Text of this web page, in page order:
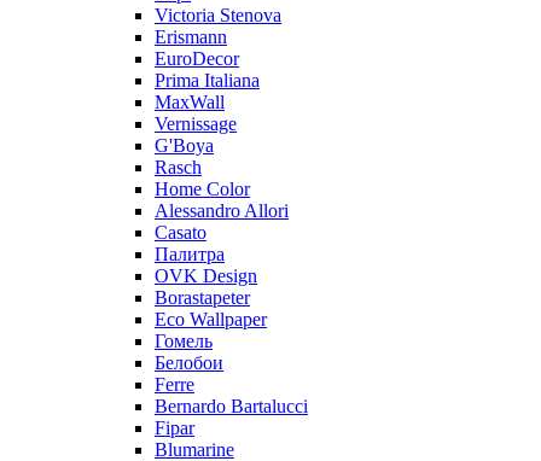
Victoria Stenova
Erismann
EuroDecor
Prima Italiana
MaxWall
Vernissage
G'Boya
Rasch
Home Color
Alessandro Allori
Casato
Палитра
OVK Design
Borastapeter
Eco Wallpaper
Гомель
Белобои
Ferre
Bernardo Bartalucci
Fipar
Blumarine